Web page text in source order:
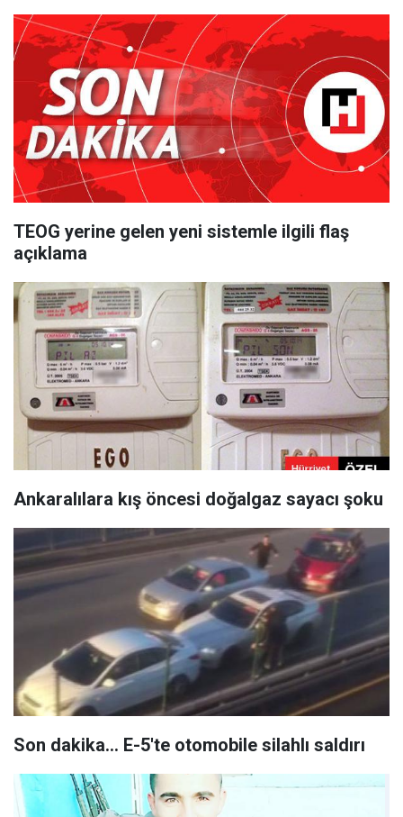
TEOG yerine gelen yeni sistemle ilgili flaş
açıklama
Ankaralılara kış öncesi doğalgaz sayacı şoku
Son dakika... E-5'te otomobile silahlı saldırı